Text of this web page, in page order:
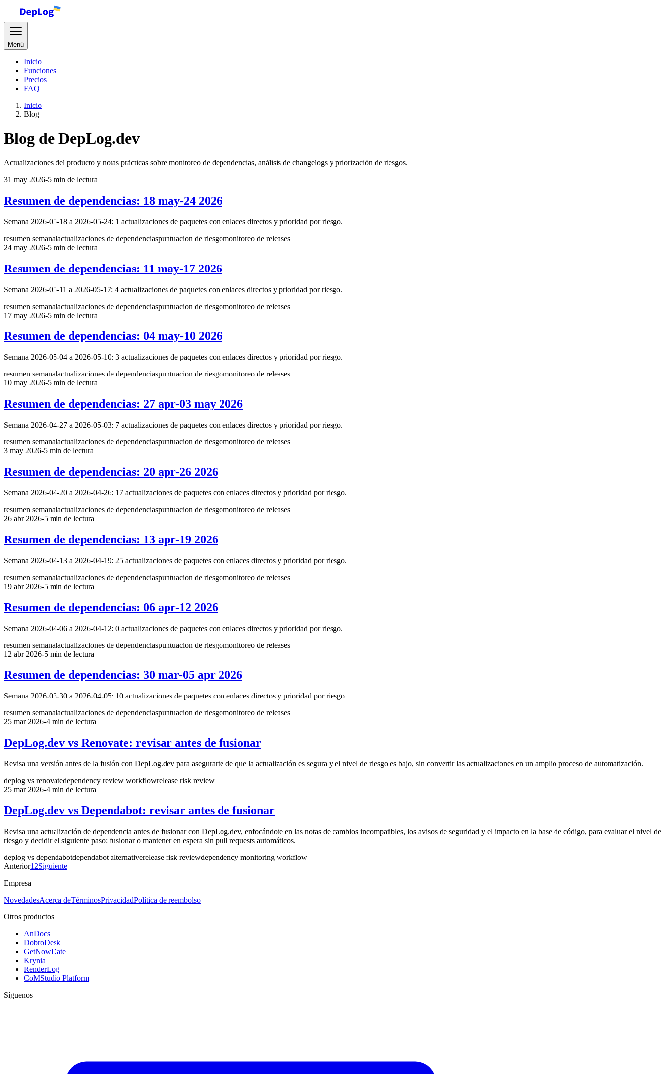
Menú
Inicio
Funciones
Precios
FAQ
Inicio
Blog
Blog de DepLog.dev
Actualizaciones del producto y notas prácticas sobre monitoreo de dependencias, análisis de changelogs y priorización de riesgos.
31 may 2026-5 min de lectura
Resumen de dependencias: 18 may-24 2026
Semana 2026-05-18 a 2026-05-24: 1 actualizaciones de paquetes con enlaces directos y prioridad por riesgo.
resumen semanalactualizaciones de dependenciaspuntuacion de riesgomonitoreo de releases
24 may 2026-5 min de lectura
Resumen de dependencias: 11 may-17 2026
Semana 2026-05-11 a 2026-05-17: 4 actualizaciones de paquetes con enlaces directos y prioridad por riesgo.
resumen semanalactualizaciones de dependenciaspuntuacion de riesgomonitoreo de releases
17 may 2026-5 min de lectura
Resumen de dependencias: 04 may-10 2026
Semana 2026-05-04 a 2026-05-10: 3 actualizaciones de paquetes con enlaces directos y prioridad por riesgo.
resumen semanalactualizaciones de dependenciaspuntuacion de riesgomonitoreo de releases
10 may 2026-5 min de lectura
Resumen de dependencias: 27 apr-03 may 2026
Semana 2026-04-27 a 2026-05-03: 7 actualizaciones de paquetes con enlaces directos y prioridad por riesgo.
resumen semanalactualizaciones de dependenciaspuntuacion de riesgomonitoreo de releases
3 may 2026-5 min de lectura
Resumen de dependencias: 20 apr-26 2026
Semana 2026-04-20 a 2026-04-26: 17 actualizaciones de paquetes con enlaces directos y prioridad por riesgo.
resumen semanalactualizaciones de dependenciaspuntuacion de riesgomonitoreo de releases
26 abr 2026-5 min de lectura
Resumen de dependencias: 13 apr-19 2026
Semana 2026-04-13 a 2026-04-19: 25 actualizaciones de paquetes con enlaces directos y prioridad por riesgo.
resumen semanalactualizaciones de dependenciaspuntuacion de riesgomonitoreo de releases
19 abr 2026-5 min de lectura
Resumen de dependencias: 06 apr-12 2026
Semana 2026-04-06 a 2026-04-12: 0 actualizaciones de paquetes con enlaces directos y prioridad por riesgo.
resumen semanalactualizaciones de dependenciaspuntuacion de riesgomonitoreo de releases
12 abr 2026-5 min de lectura
Resumen de dependencias: 30 mar-05 apr 2026
Semana 2026-03-30 a 2026-04-05: 10 actualizaciones de paquetes con enlaces directos y prioridad por riesgo.
resumen semanalactualizaciones de dependenciaspuntuacion de riesgomonitoreo de releases
25 mar 2026-4 min de lectura
DepLog.dev vs Renovate: revisar antes de fusionar
Revisa una versión antes de la fusión con DepLog.dev para asegurarte de que la actualización es segura y el nivel de riesgo es bajo, sin convertir las actualizaciones en un amplio proceso de automatización.
deplog vs renovatedependency review workflowrelease risk review
25 mar 2026-4 min de lectura
DepLog.dev vs Dependabot: revisar antes de fusionar
Revisa una actualización de dependencia antes de fusionar con DepLog.dev, enfocándote en las notas de cambios incompatibles, los avisos de seguridad y el impacto en la base de código, para evaluar el nivel de
riesgo y decidir el siguiente paso: fusionar o mantener en espera sin pull requests automáticos.
deplog vs dependabotdependabot alternativerelease risk reviewdependency monitoring workflow
Anterior1 2Siguiente
Empresa
NovedadesAcerca deTérminosPrivacidadPolítica de reembolso
Otros productos
AnDocs
DobroDesk
GetNowDate
Krynia
RenderLog
CoMStudio Platform
Síguenos